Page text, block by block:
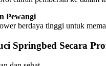
Pewangi
berdaya tinggi untuk
Springbed Secara